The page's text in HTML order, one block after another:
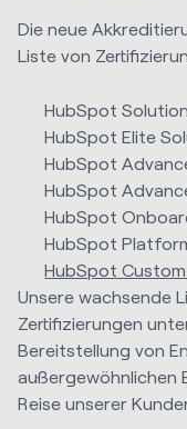
Die neue
Liste von
HubSpot
HubSpot Elite
HubSpot
HubSpot
HubSpot
HubSpot
HubSpot
Unsere wachsende
Zertifizierungen
Bereitstellung von
außergewöhnlichen
Reise unserer